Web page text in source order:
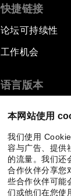
本网站使用
我们使用
容与广告、提供
的流量。我们还
合作伙伴分享您
些合作伙伴可能
们或他们在您使
快捷链接
论坛可持续性
工作机会
语言版本